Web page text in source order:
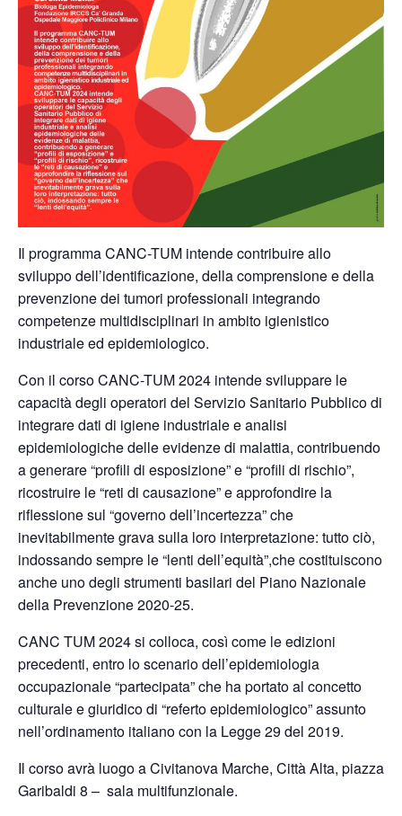
Il programma CANC-TUM intende contribuire allo
sviluppo dell’identificazione, della comprensione e della
prevenzione dei tumori professionali integrando
competenze multidisciplinari in ambito igienistico
industriale ed epidemiologico.
Con il corso CANC-TUM 2024 intende sviluppare le
capacità degli operatori del Servizio Sanitario Pubblico di
integrare dati di igiene industriale e analisi
epidemiologiche delle evidenze di malattia, contribuendo
a generare “profili di esposizione” e “profili di rischio”,
ricostruire le “reti di causazione” e approfondire la
riflessione sul “governo dell’incertezza” che
inevitabilmente grava sulla loro interpretazione: tutto ciò,
indossando sempre le “lenti dell’equità”,che costituiscono
anche uno degli strumenti basilari del Piano Nazionale
della Prevenzione 2020-25.
CANC TUM 2024 si colloca, così come le edizioni
precedenti, entro lo scenario dell’epidemiologia
occupazionale “partecipata” che ha portato al concetto
culturale e giuridico di “referto epidemiologico” assunto
nell’ordinamento italiano con la Legge 29 del 2019.
Il corso avrà luogo a Civitanova Marche, Città Alta, piazza
Garibaldi 8 – sala multifunzionale.